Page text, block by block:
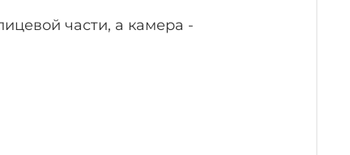
части, а камера -